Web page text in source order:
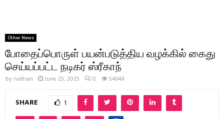
Other News
போதைப்பொருள் பயன்படுத்திய வழக்கில் கைது
செய்யப்பட்ட நடிகர் ஸ்ரீகாந்
by nathan June 25, 2025 0 54648
SHARE 1